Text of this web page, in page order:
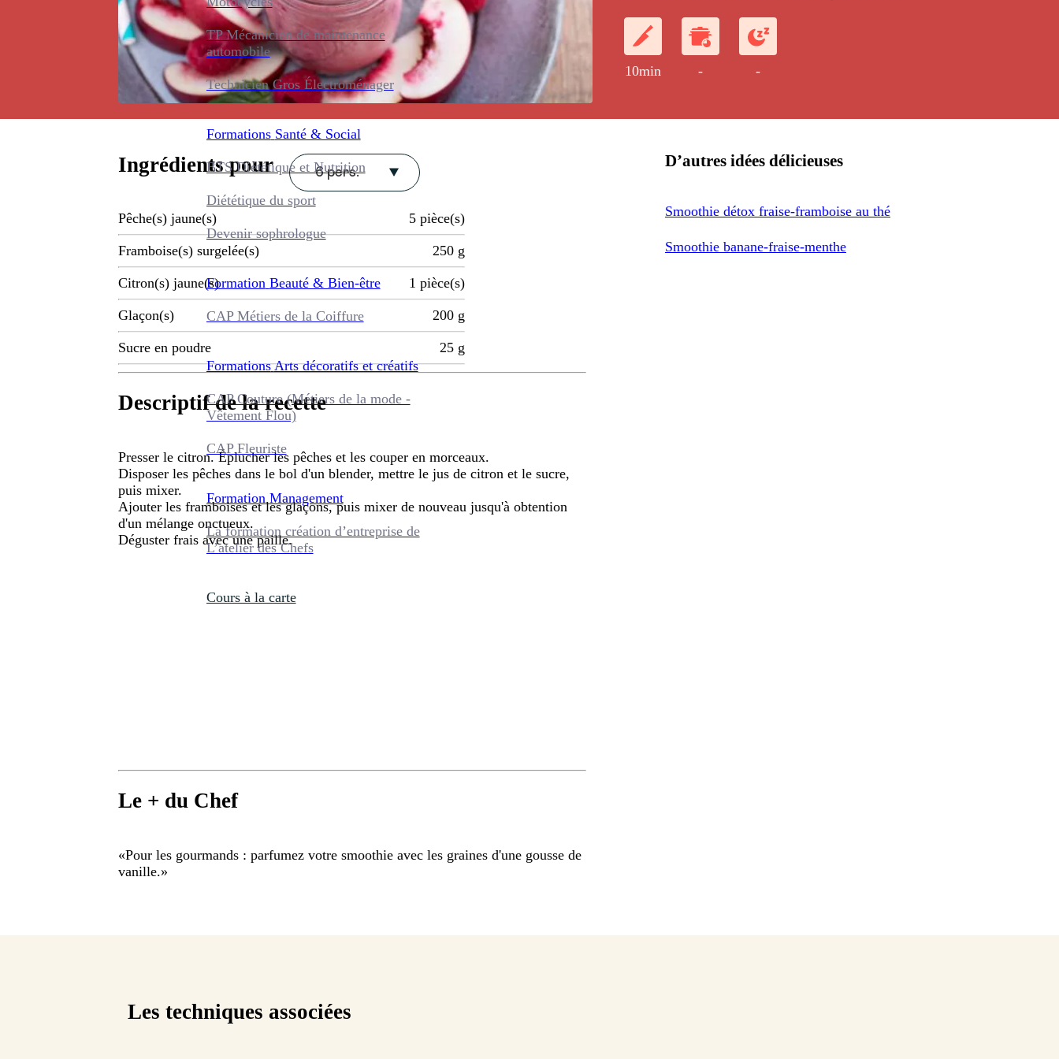
TP Mécanicien de maintenance
automobile
Technicien Gros Électroménager
Formations Santé & Social
BTS Diététique et Nutrition
Diététique du sport
Devenir sophrologue
Formation Beauté & Bien-être
CAP Métiers de la Coiffure
Formations Arts décoratifs et créatifs
CAP Couture (Métiers de la mode -
Vêtement Flou)
CAP Fleuriste
Formation Management
La formation création d’entreprise de
L’atelier des Chefs
Cours à la carte
10min - -
Ingrédients pour 6 pers.
Pêche(s) jaune(s) 5 pièce(s)
Framboise(s) surgelée(s) 250 g
Citron(s) jaune(s) 1 pièce(s)
Glaçon(s) 200 g
Sucre en poudre 25 g
Descriptif de la recette
Presser le citron. Éplucher les pêches et les couper en morceaux.
Disposer les pêches dans le bol d'un blender, mettre le jus de citron et le sucre,
puis mixer.
Ajouter les framboises et les glaçons, puis mixer de nouveau jusqu'à obtention
d'un mélange onctueux.
Déguster frais avec une paille.
Le + du Chef
«Pour les gourmands : parfumez votre smoothie avec les graines d'une gousse de
vanille.»
D’autres idées délicieuses
Smoothie détox fraise-framboise au thé
Smoothie banane-fraise-menthe
Les techniques associées